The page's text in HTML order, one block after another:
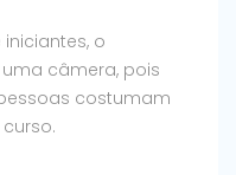
o
câmera, pois
costumam